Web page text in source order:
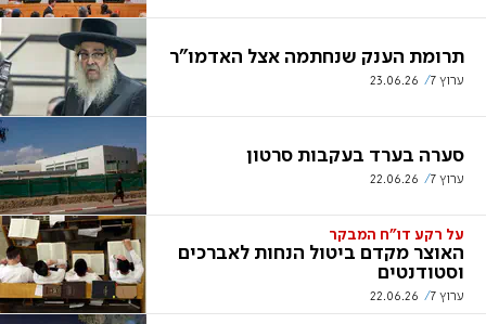
תרומת הענק שנחתמה אצל האדמו"ר
ערוץ 7 23.06.26
סערה בערד בעקבות סרטון
ערוץ 7 22.06.26
על רקע דו"ח המבקר
האוצר מקדם ביטול הנחות לאברכים
וסטודנטים
ערוץ 7 22.06.26